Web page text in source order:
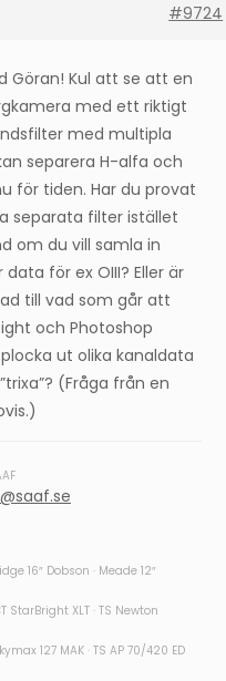
#9724
Göran! Kul att se att en
med ett riktigt
med multipla
separera H-alfa och
för tiden. Har du provat
separata filter istället
om du vill samla in
för ex OIII? Eller är
till vad som går att
och Photoshop
ut olika kanaldata
(Fråga från en
16″ Dobson · Meade 12″
StarBright XLT · TS Newton
127 MAK · TS AP 70/420 ED